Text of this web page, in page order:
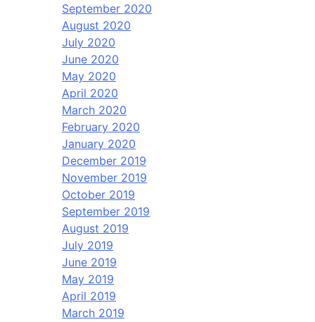
September 2020
August 2020
July 2020
June 2020
May 2020
April 2020
March 2020
February 2020
January 2020
December 2019
November 2019
October 2019
September 2019
August 2019
July 2019
June 2019
May 2019
April 2019
March 2019